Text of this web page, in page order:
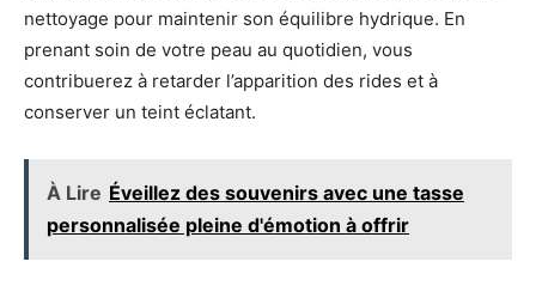
nettoyage pour maintenir son équilibre hydrique. En
prenant soin de votre peau au quotidien, vous
contribuerez à retarder l’apparition des rides et à
conserver un teint éclatant.
À Lire Éveillez des souvenirs avec une tasse
personnalisée pleine d'émotion à offrir